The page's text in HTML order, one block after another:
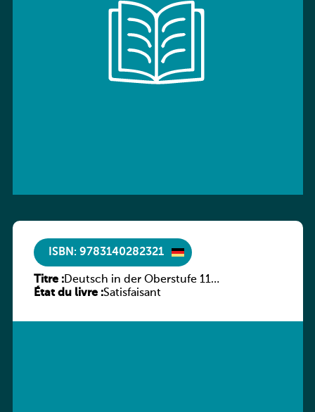
ISBN: 9783140282321
Titre :Deutsch in der Oberstufe 11
(Schülerbuch) Ausgabe Bayern
État du livre :Satisfaisant